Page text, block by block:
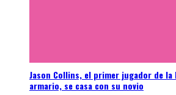
Jason Collins, el primer jugador de la
armario, se casa con su novio